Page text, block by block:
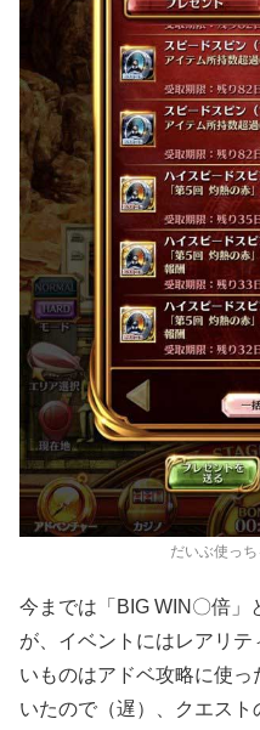
だいぶ使っち
今までは「BIG WIN〇倍」
が、イベントにはレアリ
いものはアドベ攻略に使
いたので（遅）、クエス